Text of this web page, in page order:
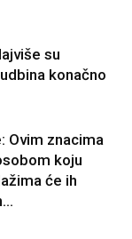
su
konačno
Ovim znacima
koju
će ih